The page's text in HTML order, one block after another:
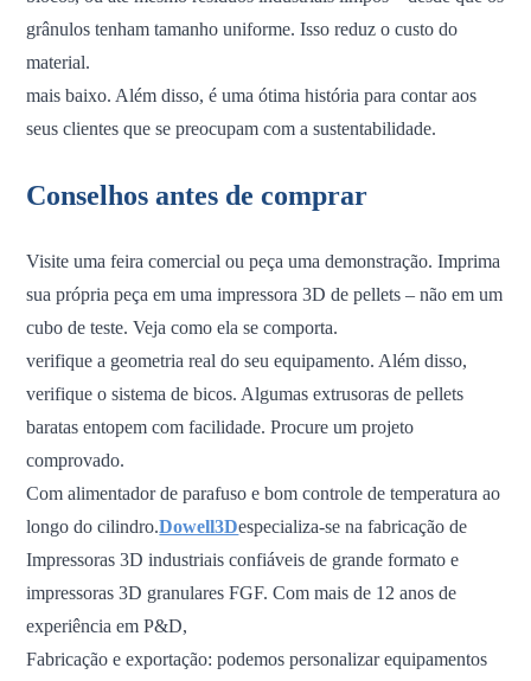
grânulos tenham tamanho uniforme. Isso reduz o custo do
material.
mais baixo. Além disso, é uma ótima história para contar aos
seus clientes que se preocupam com a sustentabilidade.
Conselhos antes de comprar
Visite uma feira comercial ou peça uma demonstração. Imprima
sua própria peça em uma impressora 3D de pellets – não em um
cubo de teste. Veja como ela se comporta.
verifique a geometria real do seu equipamento. Além disso,
verifique o sistema de bicos. Algumas extrusoras de pellets
baratas entopem com facilidade. Procure um projeto
comprovado.
Com alimentador de parafuso e bom controle de temperatura ao
longo do cilindro.Dowell3Despecializa-se na fabricação de
Impressoras 3D industriais confiáveis ​​de grande formato e
impressoras 3D granulares FGF. Com mais de 12 anos de
experiência em P&D,
Fabricação e exportação: podemos personalizar equipamentos